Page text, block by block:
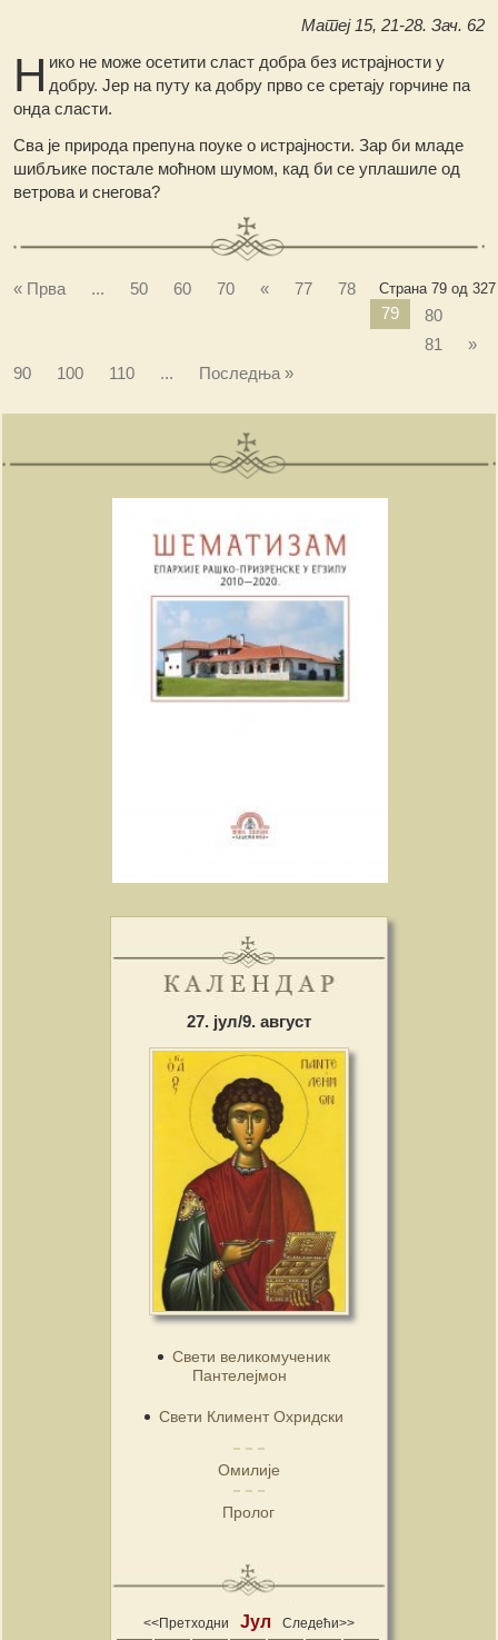
Матеј 15, 21-28. Зач. 62
Н ико не може осетити сласт добра без истрајности у
добру. Јер на путу ка добру прво се сретају горчине па
онда сласти.
Сва је природа препуна поуке о истрајности. Зар би младе
шибљике постале моћном шумом, кад би се уплашиле од
ветрова и снегова?
Страна 79 од 327
« Прва ... 50 60 70 « 77
78
79
80
81
»
90
100 110 ... Последња »
27. јул/9. август
Свети великомученик
Пантелејмон
Свети Климент Охридски
Омилије
Пролог
<<Претходни Јул Следећи>>